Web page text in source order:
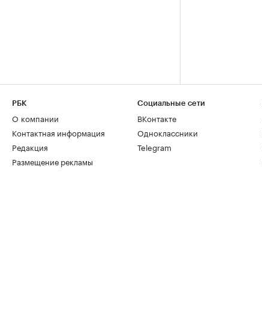
РБК
О компании
Контактная информация
Редакция
Размещение рекламы
Социальные сети
ВКонтакте
Одноклассники
Telegram